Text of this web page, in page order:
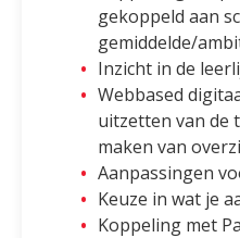
gekoppeld aan
gemiddelde/
Inzicht in de
Webbased
uitzetten van de
maken van
Aanpassingen
Keuze in wat je
Koppeling met